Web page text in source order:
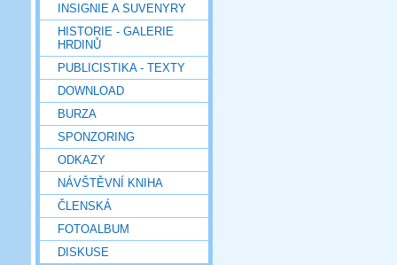
INSIGNIE A SUVENYRY
HISTORIE - GALERIE
HRDINŮ
PUBLICISTIKA - TEXTY
DOWNLOAD
BURZA
SPONZORING
ODKAZY
NÁVŠTĚVNÍ KNIHA
ČLENSKÁ
FOTOALBUM
DISKUSE